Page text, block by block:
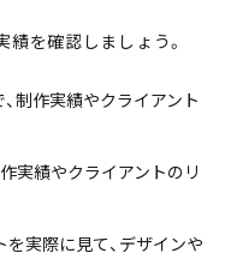
を確認しましょう。
制作実績やクライアント
実績やクライアントのリ
実際に見て、デザインや